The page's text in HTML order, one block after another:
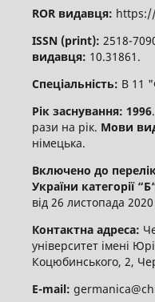
ROR видавця:
ISSN (print): 2518-
видавця: 10.31861.
Спеціальність: В 11
Рік заснування: 1996.
рази на рік. Мови
німецька.
Включено до
України категорії
від 26 листопада
Контактна адреса:
університет імені
Коцюбинського, 2,
E-mail: